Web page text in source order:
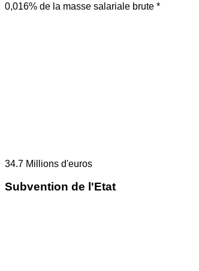
0,016% de la masse salariale brute *
34.7 Millions d'euros
Subvention de l'Etat